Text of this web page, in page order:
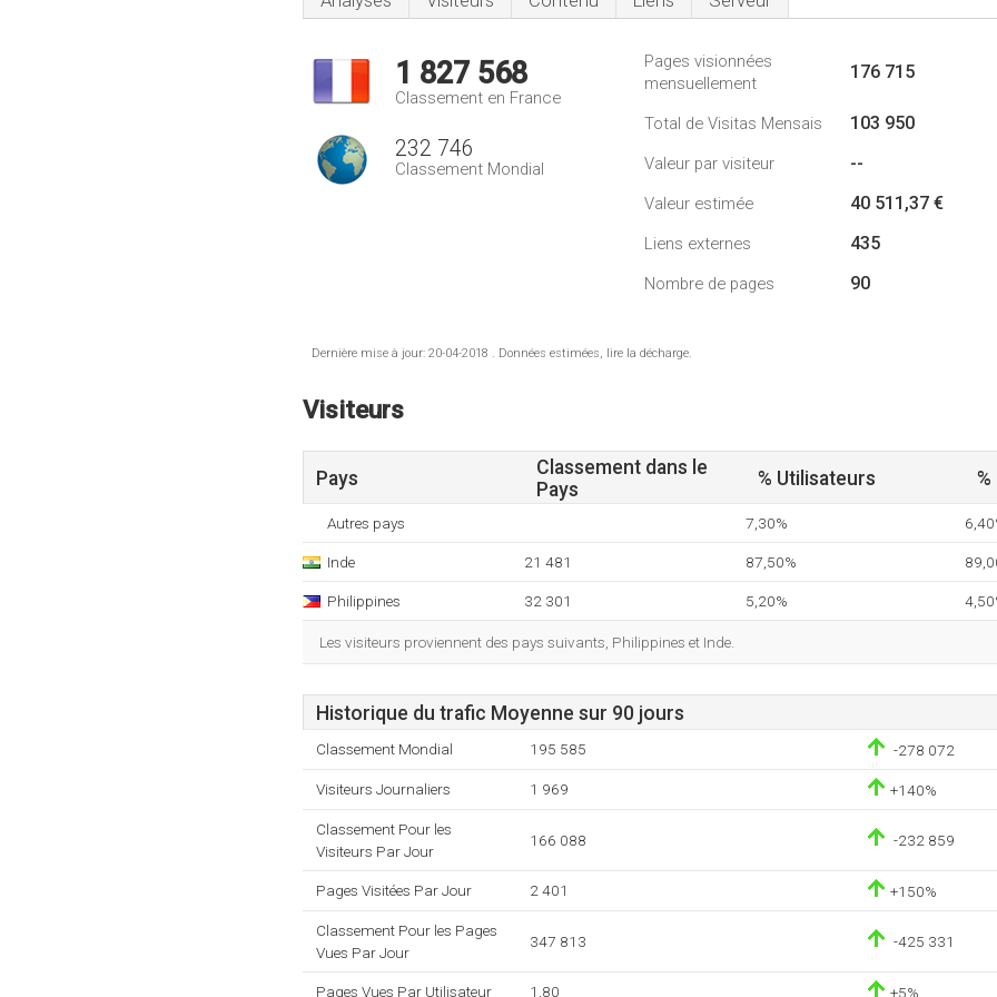
1 827 568
Classement en France
232 746
Classement Mondial
Pages visionnées
mensuellement
176 715
Total de Visitas Mensais 103 950
Valeur par visiteur --
Valeur estimée 40 511,37 €
Liens externes 435
Nombre de pages 90
Dernière mise à jour: 20-04-2018 . Données estimées, lire la décharge.
Visiteurs
Pays
Classement dans le
Pays
% Utilisateurs
Autres pays 7,30%
Inde 21 481 87,50%
Philippines 32 301 5,20%
Les visiteurs proviennent des pays suivants, Philippines et Inde.
Historique du trafic Moyenne sur 90 jours
Classement Mondial 195 585 -278 072
Visiteurs Journaliers 1 969 +140%
Classement Pour les
Visiteurs Par Jour
166 088 -232 859
Pages Visitées Par Jour 2 401 +150%
Classement Pour les Pages
Vues Par Jour
347 813 -425 331
Pages Vues Par Utilisateur 1,80 +5%